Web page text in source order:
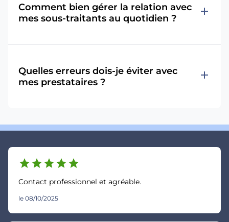
Comment bien gérer la relation avec
mes sous-traitants au quotidien ?
add
Quelles erreurs dois-je éviter avec
mes prestataires ?
add
starstarstarstarstar
Contact professionnel et agréable.
le 08/10/2025